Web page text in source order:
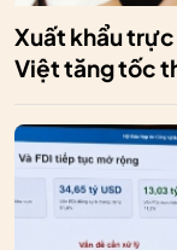
Xuất khẩu
Việt tăng tốc